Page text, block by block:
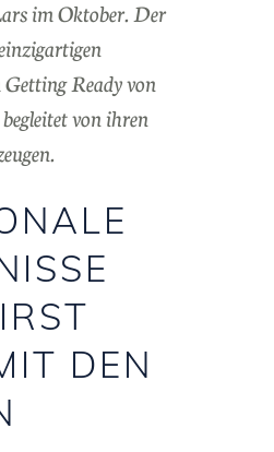
im Oktober. Der
Ready von
von ihren
DEN